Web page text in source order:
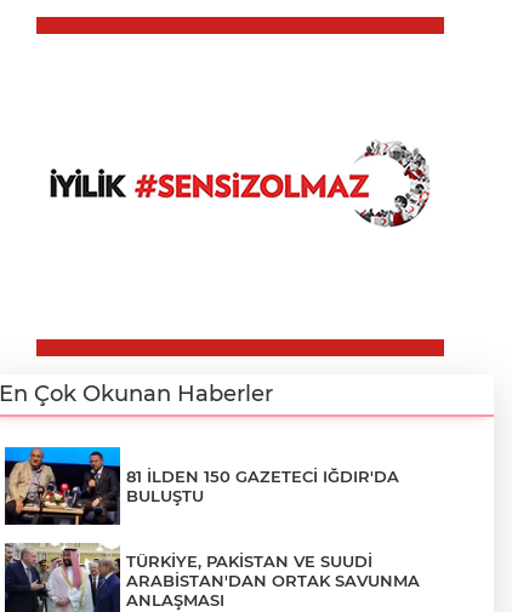
En Çok Okunan Haberler
81 İLDEN 150 GAZETECİ IĞDIR'DA
BULUŞTU
TÜRKİYE, PAKİSTAN VE SUUDİ
ARABİSTAN'DAN ORTAK SAVUNMA
ANLAŞMASI